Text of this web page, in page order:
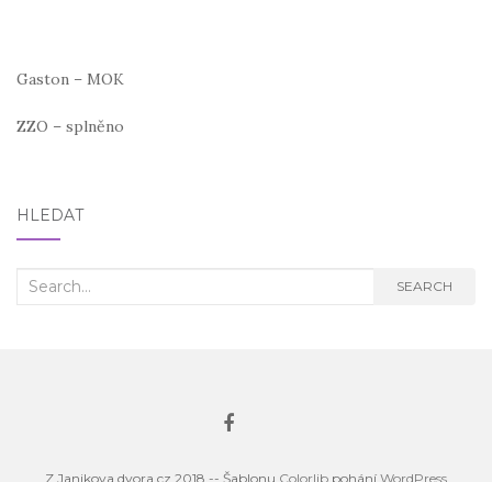
Gaston – MOK
ZZO – splněno
HLEDAT
Search
SEARCH
Z Janikova dvora.cz 2018 -- Šablonu Colorlib pohání WordPress